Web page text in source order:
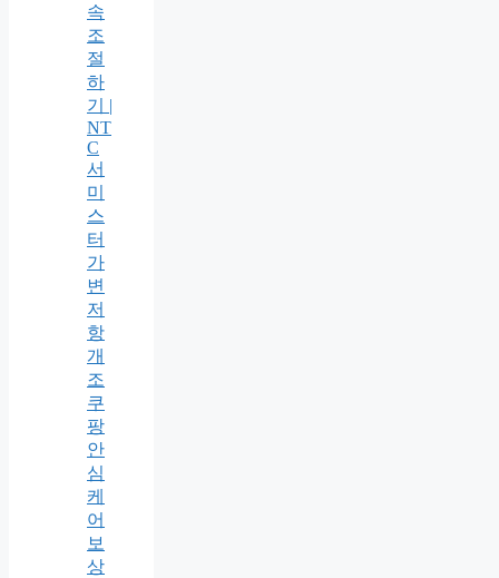
속
조
절
하
기 |
NT
C
서
미
스
터
가
변
저
항
개
조
쿠
팡
안
심
케
어
보
상